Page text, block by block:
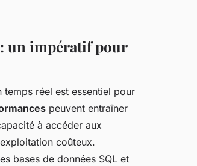
un impératif pour
réel est essentiel pour
peuvent entraîner
à accéder aux
coûteux.
bases de données SQL et